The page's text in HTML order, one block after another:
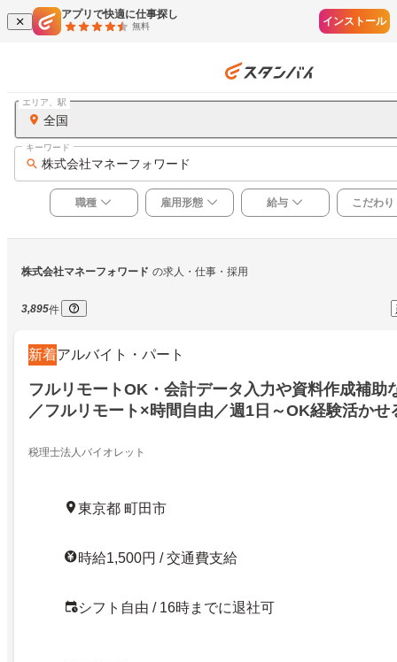
アプリで快適に仕事探し
無料 インストール
全国
エリア、駅
株式会社マネーフォワード
キーワード
職種 雇用形態 給与 こだわり
株式会社マネーフォワード の求人・仕事・採用
3,895件
新着アルバイト・パート
フルリモートOK・会計データ入力や資料作成補助
／フルリモート×時間自由／週1日～OK経験活かせ
税理士法人バイオレット
東京都 町田市
時給1,500円 / 交通費支給
シフト自由 / 16時までに退社可